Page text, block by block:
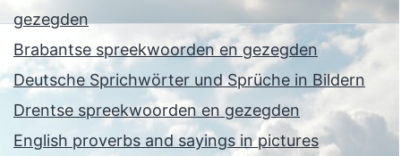
gezegden
Brabantse spreekwoorden en gezegden
Deutsche Sprichwörter und Sprüche in Bildern
Drentse spreekwoorden en gezegden
English proverbs and sayings in pictures